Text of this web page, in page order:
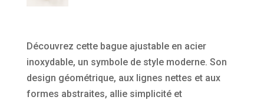
Découvrez cette bague ajustable en acier
inoxydable, un symbole de style moderne. Son
design géométrique, aux lignes nettes et aux
formes abstraites, allie simplicité et